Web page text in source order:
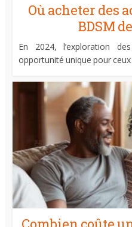
Où acheter des
BDSM
En 2024, l’exploration
opportunité unique pour ceux